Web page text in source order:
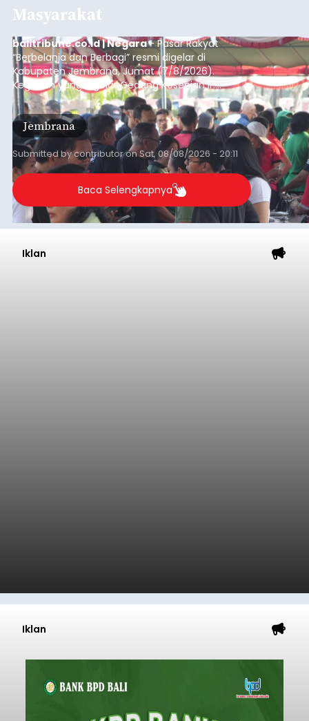
Masyarakat
balitribune.co.id | Negara- Pasar Rakyat
“Berbelanja dan Berbagi” resmi digelar di
Kabupaten Jembrana, Jumat (7/8/2026).
Kegiatan yang digelar Gedung Kesenian Ir.
Soekarno ini memadukan pemberdayaan
ekonomi masyarakat dengan aksi sosial tersebut
mendapat antusiasme tinggi dan mencatat nilai
transaksi mencapai Rp672.733.200.
Jembrana
Submitted bycontributoronSat, 08/08/2026 - 20:11
Baca Selengkapnya
Iklan
Iklan